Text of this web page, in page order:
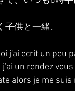
子供と一緒。
j'ai ecrit un peu
j'ai un rendez
alors je me